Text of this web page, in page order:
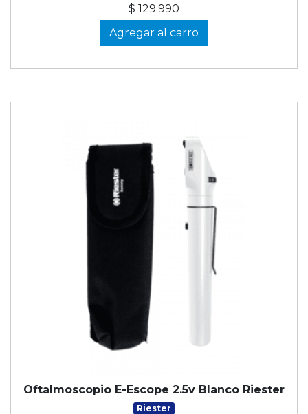
$ 129.990
Agregar al carro
Oftalmoscopio E-Escope 2.5v Blanco Riester
Riester